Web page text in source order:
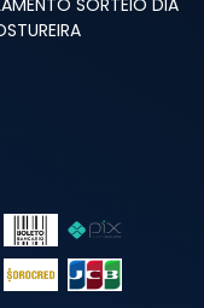
SORTEIO DIA